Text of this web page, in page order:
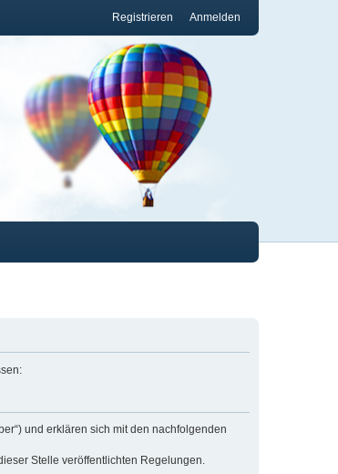
Anmelden
Registrieren
und erklären sich mit den nachfolgenden
Stelle veröffentlichten Regelungen.